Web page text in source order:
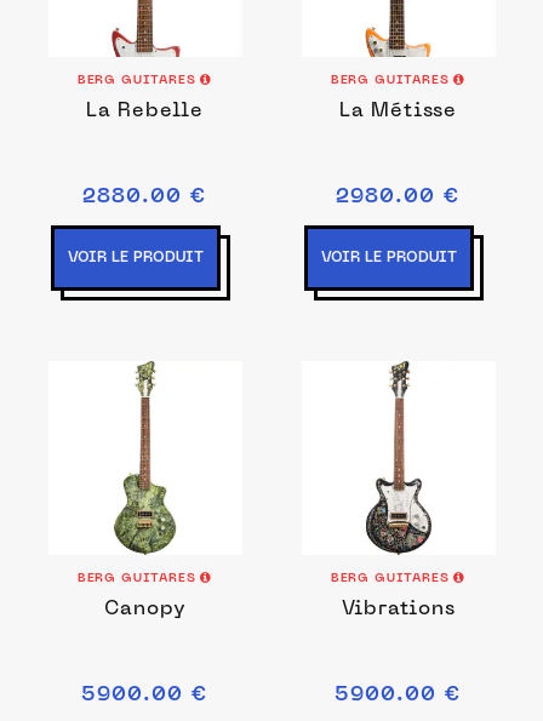
BERG GUITARES
La Rebelle
2880.00 €
VOIR LE PRODUIT
BERG GUITARES
La Métisse
2980.00 €
VOIR LE PRODUIT
BERG GUITARES
Canopy
5900.00 €
BERG GUITARES
Vibrations
5900.00 €